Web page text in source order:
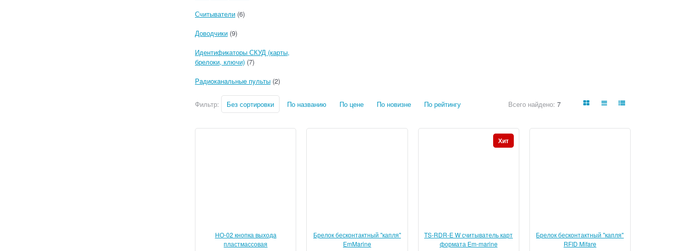
Считыватели (6)
Доводчики (9)
Идентификаторы СКУД (карты,
брелоки, ключи) (7)
Paдиoкaнaльныe пyльты (2)
Фильтр: Без сортировки По названию По цене По новизне По рейтингу Всего найдено: 7
НО-02 кнопка выхода
пластмассовая
Брелок бесконтактный "капля"
EmMarine
TS-RDR-E W считыватель карт
формата Em-marine
Хит
Брелок бесконтактный "капля"
RFID Mifare